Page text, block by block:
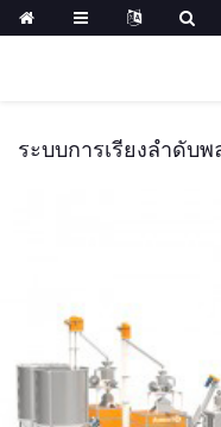
ระบบการเรียงลำดับ